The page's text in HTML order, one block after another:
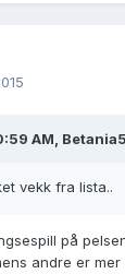
AM,
vekk fra lista..
på
andre er